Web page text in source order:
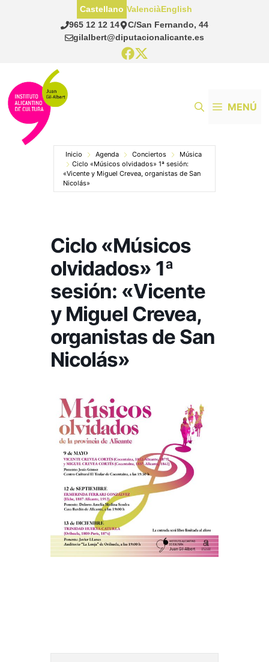
965 12 12 14
C/San Fernando, 44
gilalbert@diputacionalicante.es
Castellano ValenciàEnglish
MENÚ
Inicio Agenda Conciertos
Música
Ciclo «Músicos olvidados» 1ª sesión:
«Vicente y Miguel Crevea, organistas de San
Nicolás»
Ciclo «Músicos
olvidados» 1ª
sesión: «Vicente
y Miguel Crevea,
organistas de San
Nicolás»